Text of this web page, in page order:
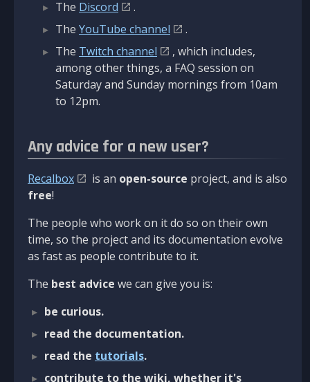
The Discord
.
The YouTube channel
.
The Twitch channel
, which includes,
among other things, a FAQ session on
Saturday and Sunday mornings from 10am
to 12pm.
Any advice for a new user?
Recalbox is an open-source project, and is also
free!
The people who work on it do so on their own
time, so the project and its documentation evolve
as fast as people contribute to it.
The best advice we can give you is:
be curious.
read the documentation.
read the tutorials.
contribute to the wiki, whether it's